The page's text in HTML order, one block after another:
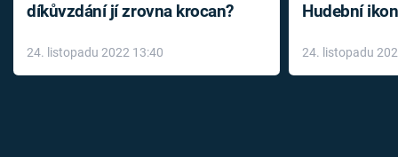
díkůvzdání jí zrovna krocan?
24. listopadu 2022 13:40
Hudební
léky
24. listopadu